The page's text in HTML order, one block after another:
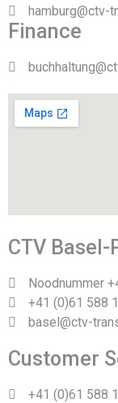
hamburg@ctv-
Finance
CTV Basel-
Noodnummer
+41 (0)61 588
basel@ctv-
Customer
+41 (0)61 588